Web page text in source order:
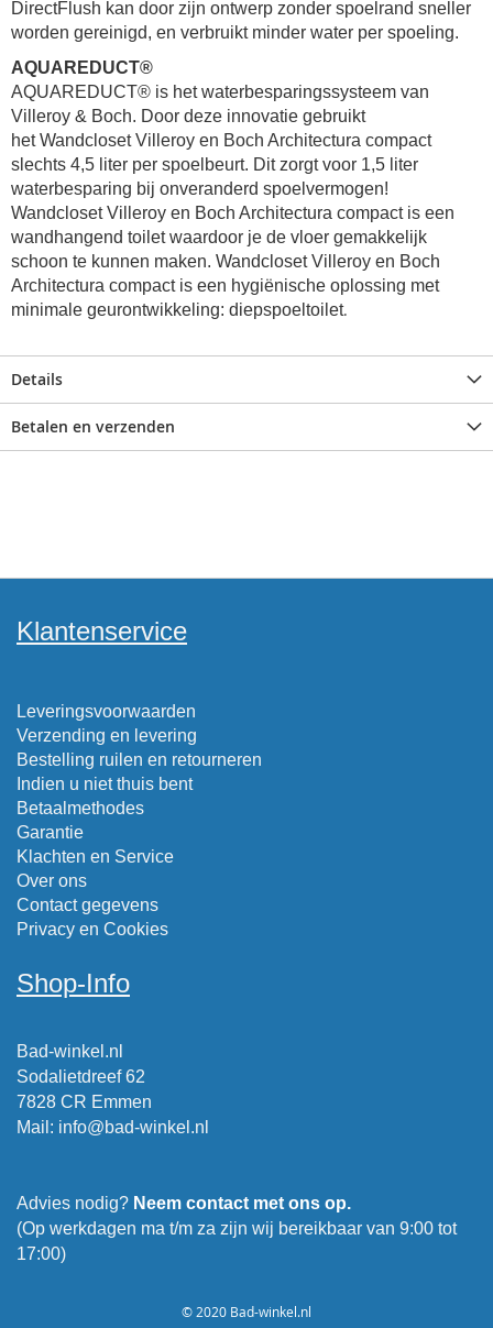
DirectFlush kan door zijn ontwerp zonder spoelrand sneller
worden gereinigd, en verbruikt minder water per spoeling.
AQUAREDUCT®
AQUAREDUCT® is het waterbesparingssysteem van
Villeroy & Boch. Door deze innovatie gebruikt
het Wandcloset Villeroy en Boch Architectura compact
slechts 4,5 liter per spoelbeurt. Dit zorgt voor 1,5 liter
waterbesparing bij onveranderd spoelvermogen!
Wandcloset Villeroy en Boch Architectura compact is een
wandhangend toilet waardoor je de vloer gemakkelijk
schoon te kunnen maken. Wandcloset Villeroy en Boch
Architectura compact is een hygiënische oplossing met
minimale geurontwikkeling: diepspoeltoilet.
Details
Betalen en verzenden
Klantenservice
Leveringsvoorwaarden
Verzending en levering
Bestelling ruilen en retourneren
Indien u niet thuis bent
Betaalmethodes
Garantie
Klachten en Service
Over ons
Contact gegevens
Privacy en Cookies
Shop-Info
Bad-winkel.nl
Sodalietdreef 62
7828 CR Emmen
Mail : info@bad-winkel.nl
Advies nodig? Neem contact met ons op.
(Op werkdagen ma t/m za zijn wij bereikbaar van 9:00 tot
17:00)
© 2020 Bad-winkel.nl